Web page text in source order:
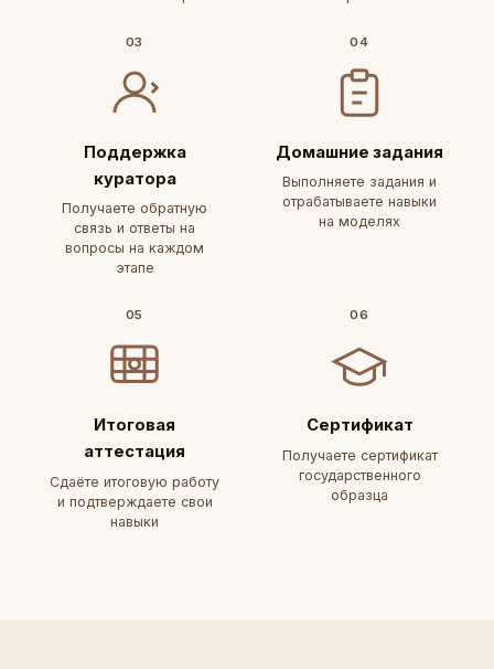
03
Поддержка
куратора
Получаете обратную
связь и ответы на
вопросы на каждом
этапе
04
Домашние задания
Выполняете задания и
отрабатываете навыки
на моделях
05
Итоговая
аттестация
Сдаёте итоговую работу
и подтверждаете свои
навыки
06
Сертификат
Получаете сертификат
государственного
образца